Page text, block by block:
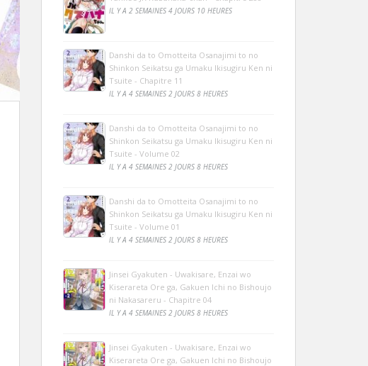
IL Y A 2 SEMAINES 4 JOURS 10 HEURES
Danshi da to Omotteita Osanajimi to no
Shinkon Seikatsu ga Umaku Ikisugiru Ken ni
Tsuite - Chapitre 11
IL Y A 4 SEMAINES 2 JOURS 8 HEURES
Danshi da to Omotteita Osanajimi to no
Shinkon Seikatsu ga Umaku Ikisugiru Ken ni
Tsuite - Volume 02
IL Y A 4 SEMAINES 2 JOURS 8 HEURES
Danshi da to Omotteita Osanajimi to no
Shinkon Seikatsu ga Umaku Ikisugiru Ken ni
Tsuite - Volume 01
IL Y A 4 SEMAINES 2 JOURS 8 HEURES
Jinsei Gyakuten - Uwakisare, Enzai wo
Kiserareta Ore ga, Gakuen Ichi no Bishoujo
ni Nakasareru - Chapitre 04
IL Y A 4 SEMAINES 2 JOURS 8 HEURES
Jinsei Gyakuten - Uwakisare, Enzai wo
Kiserareta Ore ga, Gakuen Ichi no Bishoujo